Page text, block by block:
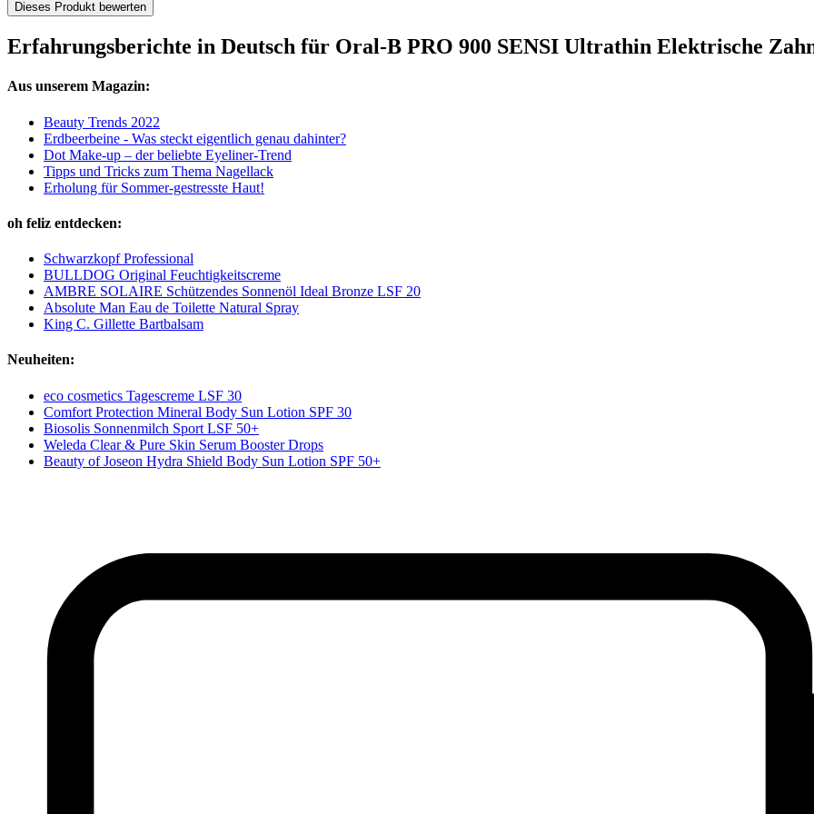
Dieses Produkt bewerten
Erfahrungsberichte in Deutsch für Oral-B PRO 900 SENSI Ultrathin Elektrische
Aus unserem Magazin:
Beauty Trends 2022
Erdbeerbeine - Was steckt eigentlich genau dahinter?
Dot Make-up – der beliebte Eyeliner-Trend
Tipps und Tricks zum Thema Nagellack
Erholung für Sommer-gestresste Haut!
oh feliz entdecken:
Schwarzkopf Professional
BULLDOG Original Feuchtigkeitscreme
AMBRE SOLAIRE Schützendes Sonnenöl Ideal Bronze LSF 20
Absolute Man Eau de Toilette Natural Spray
King C. Gillette Bartbalsam
Neuheiten:
eco cosmetics Tagescreme LSF 30
Comfort Protection Mineral Body Sun Lotion SPF 30
Biosolis Sonnenmilch Sport LSF 50+
Weleda Clear & Pure Skin Serum Booster Drops
Beauty of Joseon Hydra Shield Body Sun Lotion SPF 50+